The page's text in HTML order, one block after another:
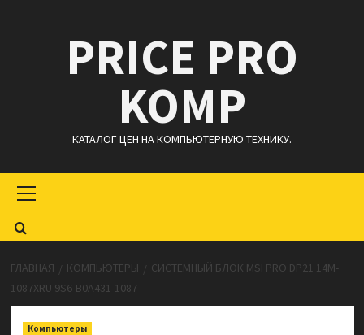
содержимомуPRICE PRO
KOMP
КАТАЛОГ ЦЕН НА КОМПЬЮТЕРНУЮ ТЕХНИКУ.
меню
ГЛАВНАЯ КОМПЬЮТЕРЫ
СИСТЕМНЫЙ БЛОК MSI PRO DP21 14M-
1087XRU 9S6-B0A431-1087
Компьютеры